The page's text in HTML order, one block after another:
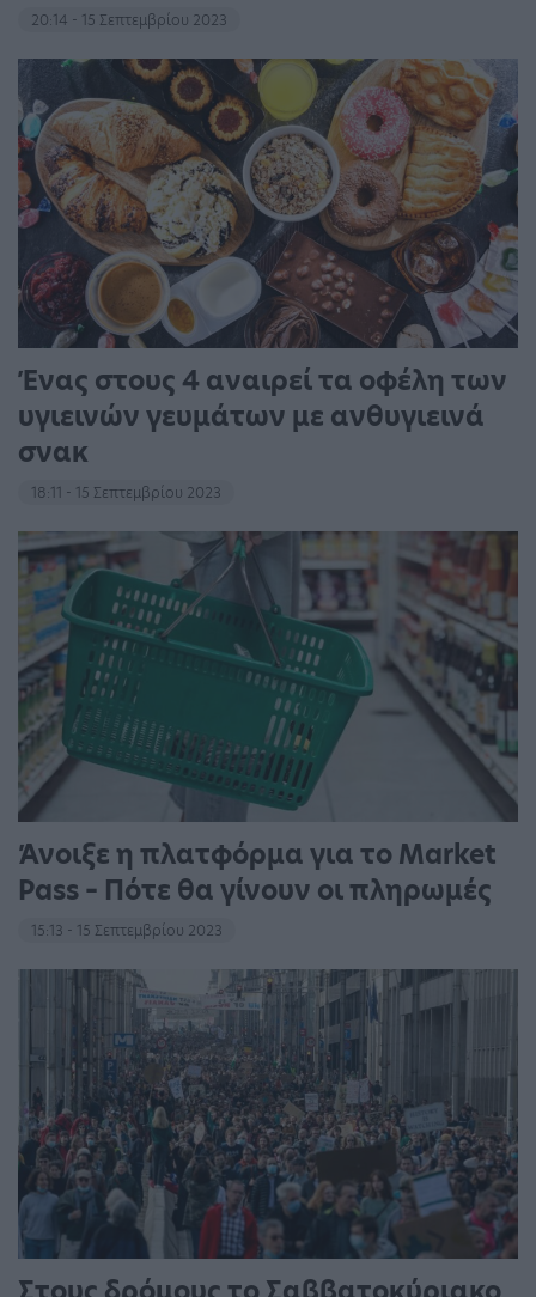
20:14 - 15 Σεπτεμβρίου 2023
Ένας στους 4 αναιρεί τα οφέλη των
υγιεινών γευμάτων με ανθυγιεινά
σνακ
18:11 - 15 Σεπτεμβρίου 2023
Άνοιξε η πλατφόρμα για το Market
Pass – Πότε θα γίνουν οι πληρωμές
15:13 - 15 Σεπτεμβρίου 2023